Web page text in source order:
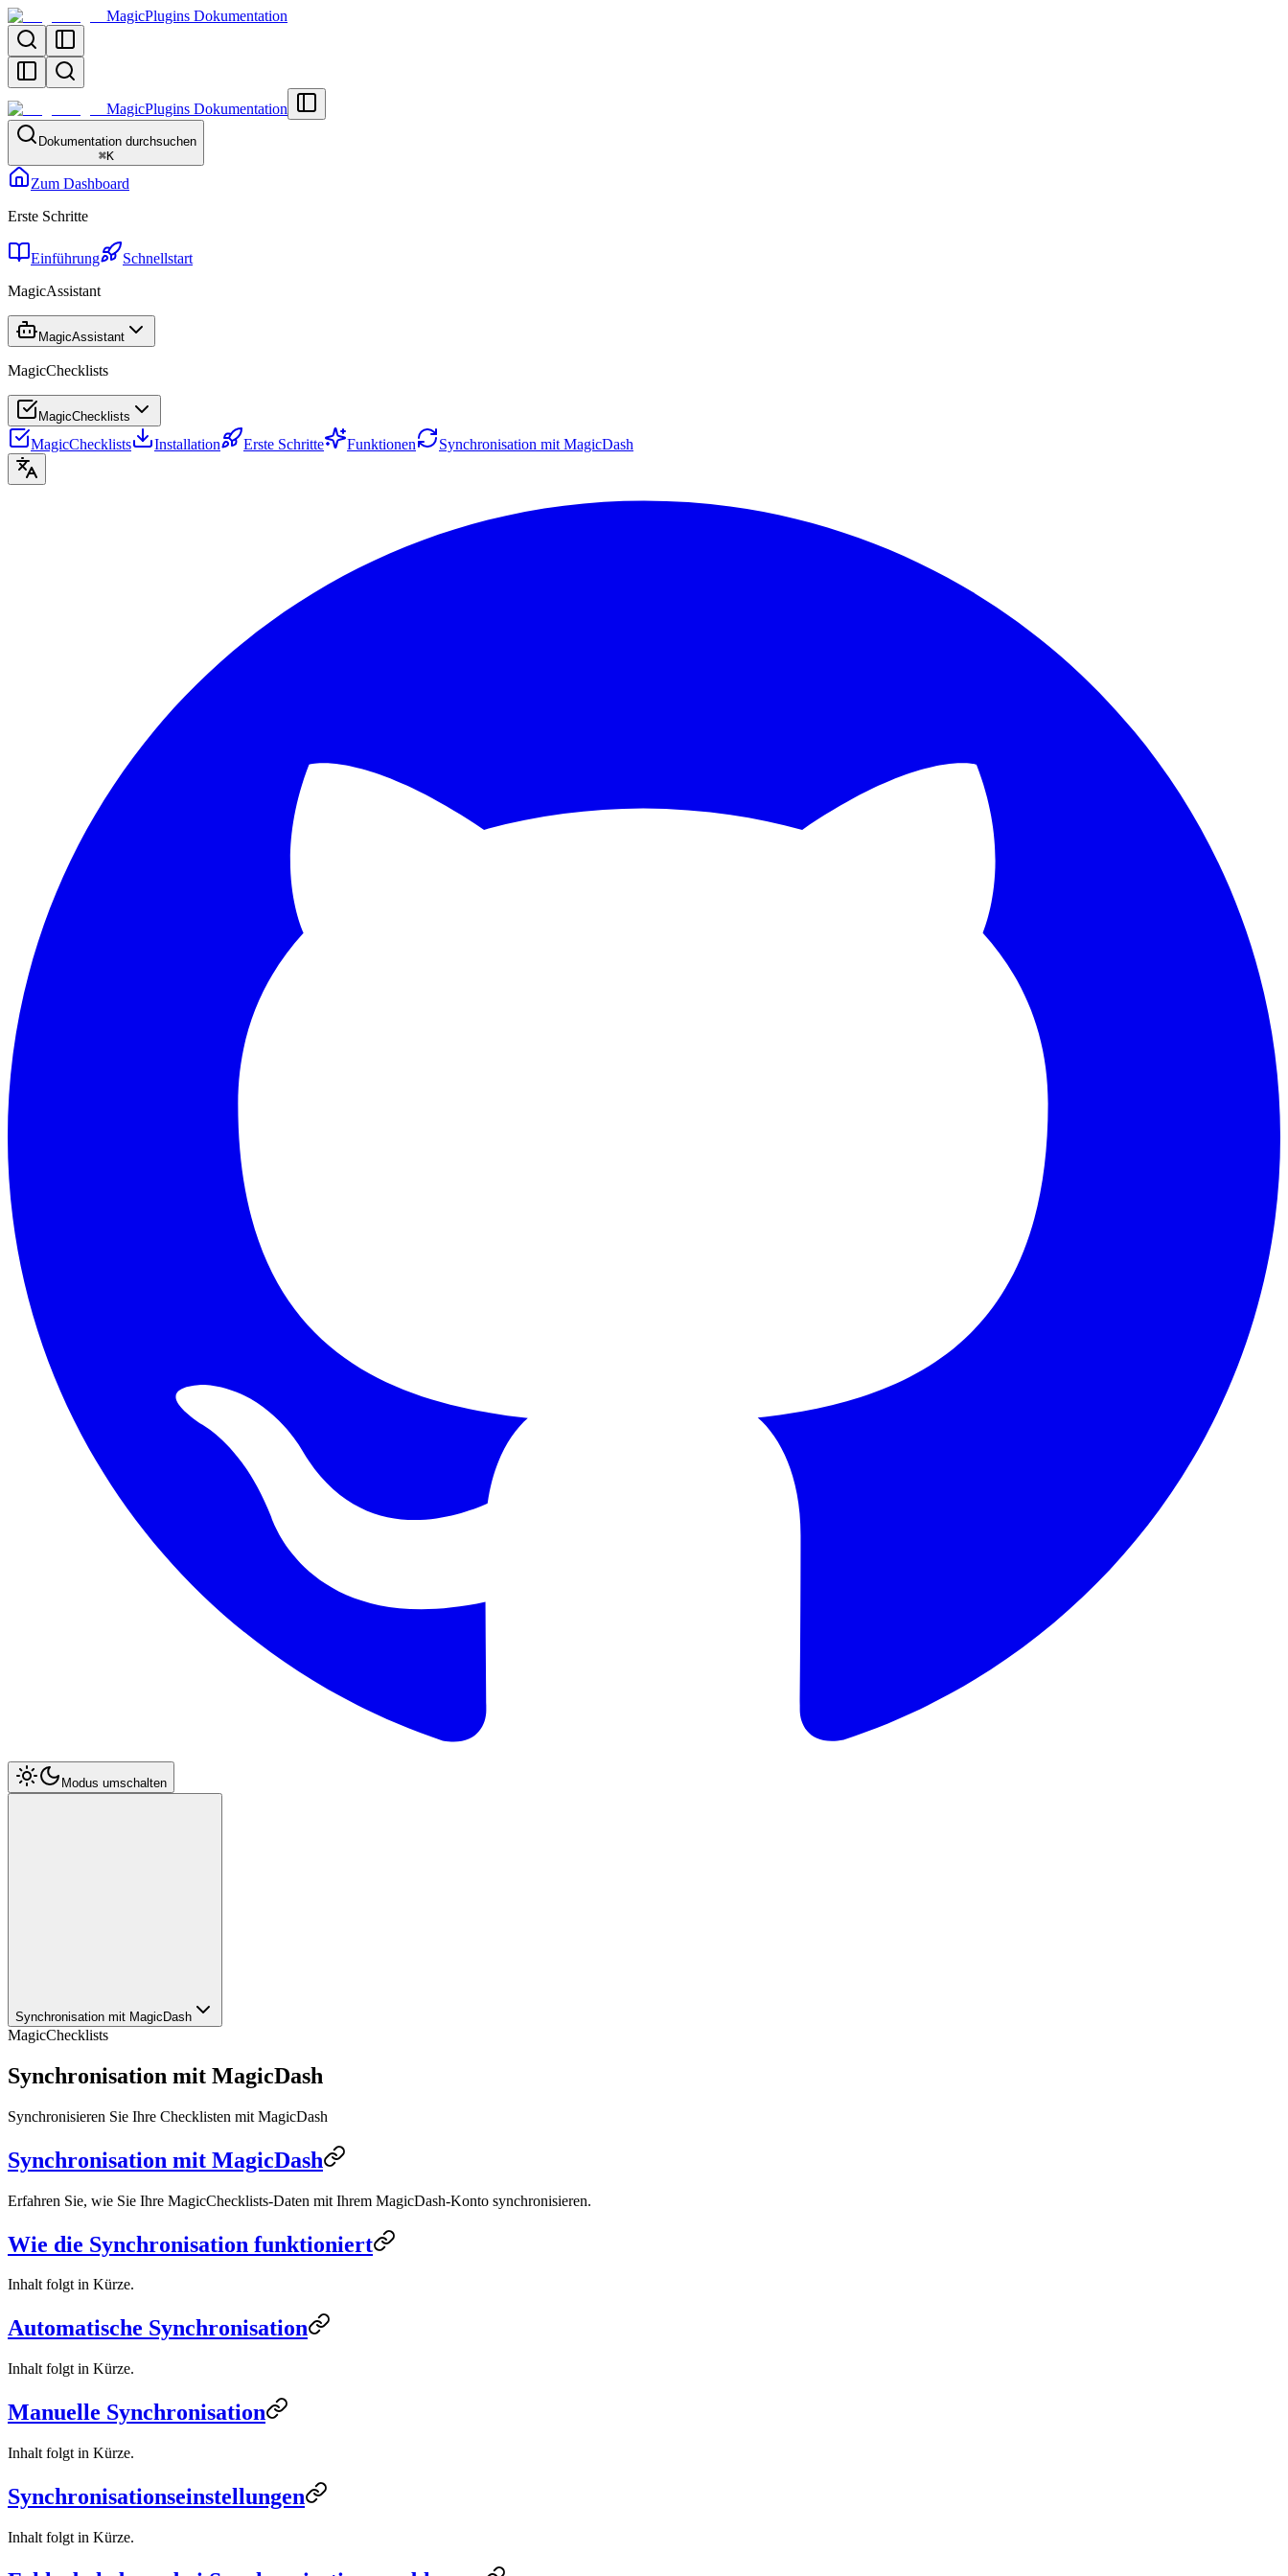
MagicPlugins Dokumentation
MagicPlugins Dokumentation
Dokumentation durchsuchen
⌘K
Zum Dashboard
Erste Schritte
Einführung
Schnellstart
MagicAssistant
MagicAssistant
MagicChecklists
MagicChecklists
MagicChecklists Installation Erste Schritte Funktionen Synchronisation mit MagicDash
Modus umschalten
Synchronisation mit MagicDash
MagicChecklists
Synchronisation mit MagicDash
Synchronisieren Sie Ihre Checklisten mit MagicDash
Synchronisation mit MagicDash
Erfahren Sie, wie Sie Ihre MagicChecklists-Daten mit Ihrem MagicDash-Konto synchronisieren.
Wie die Synchronisation funktioniert
Inhalt folgt in Kürze.
Automatische Synchronisation
Inhalt folgt in Kürze.
Manuelle Synchronisation
Inhalt folgt in Kürze.
Synchronisationseinstellungen
Inhalt folgt in Kürze.